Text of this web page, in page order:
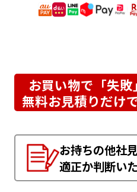
お買い物で「失敗
無料お見積りだけ
お持ちの他社見
適正か判断い